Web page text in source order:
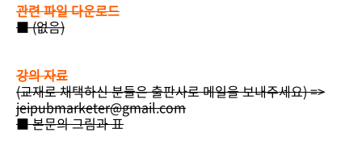
관련 파일 다운로드
■ (없음)
강의 자료
(교재로 채택하신 분들은 출판사로 메일을 보내주세요) =>
jeipubmarketer@gmail.com
■ 본문의 그림과 표